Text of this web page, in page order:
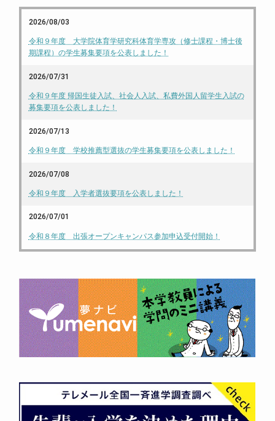
2026/08/03
令和９年度 大学院体育学研究科体育学専攻（修士課程・博士後
期課程）の学生募集要項を公表しました！
2026/07/31
令和９年度 帰国生徒入試、社会人入試、私費外国人留学生入試の
募集要項を公表しました！
2026/07/13
令和９年度 学校推薦型選抜の学生募集要項を公表しました！
2026/07/08
令和９年度 入学者選抜要項を公表しました！
2026/07/01
令和８年度 出張オープンキャンパス参加申込受付開始！